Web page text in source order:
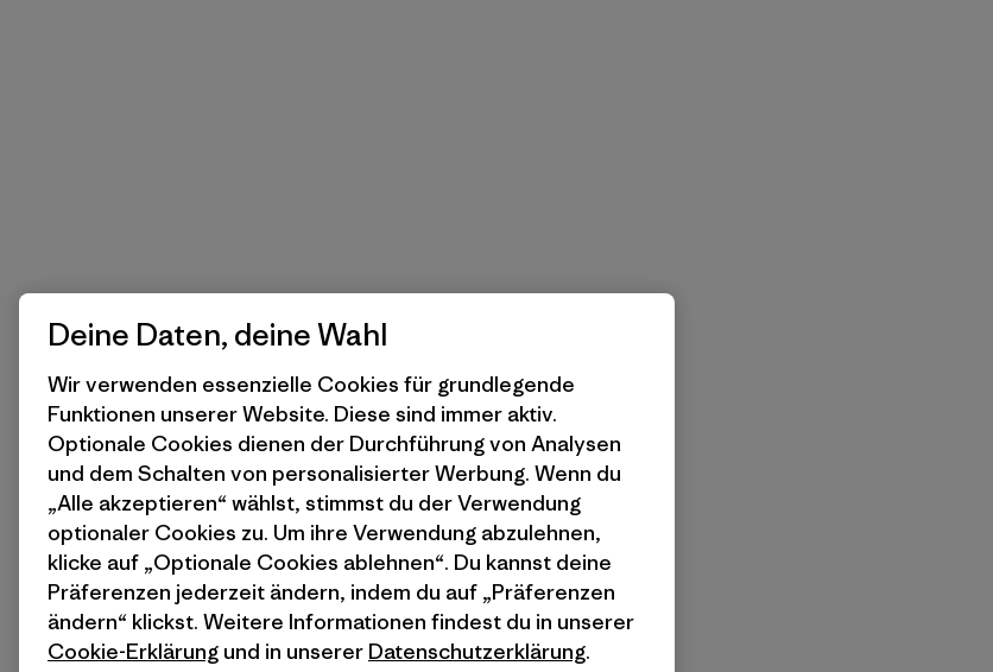
Deine Daten, deine Wahl
Wir verwenden essenzielle Cookies für grundlegende
Funktionen unserer Website. Diese sind immer aktiv.
Optionale Cookies dienen der Durchführung von Analysen
und dem Schalten von personalisierter Werbung. Wenn du
„Alle akzeptieren“ wählst, stimmst du der Verwendung
optionaler Cookies zu. Um ihre Verwendung abzulehnen,
klicke auf „Optionale Cookies ablehnen“. Du kannst deine
Präferenzen jederzeit ändern, indem du auf „Präferenzen
ändern“ klickst. Weitere Informationen findest du in unserer
Cookie-Erklärung und in unserer Datenschutzerklärung.